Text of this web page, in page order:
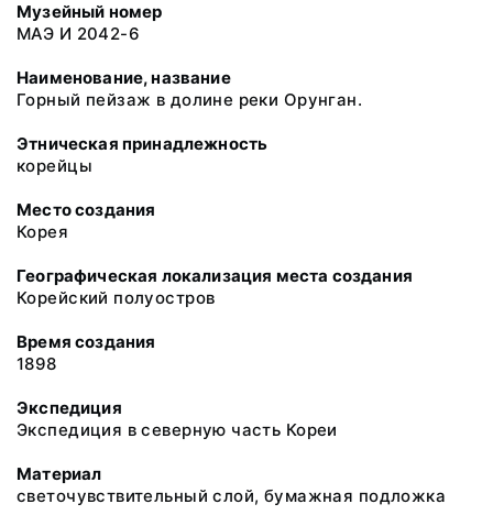
Музейный номер
МАЭ И 2042-6
Наименование, название
Горный пейзаж в долине реки Орунган.
Этническая принадлежность
корейцы
Место создания
Корея
Географическая локализация места создания
Корейский полуостров
Время создания
1898
Экспедиция
Экспедиция в северную часть Кореи
Материал
светочувствительный слой, бумажная подложка